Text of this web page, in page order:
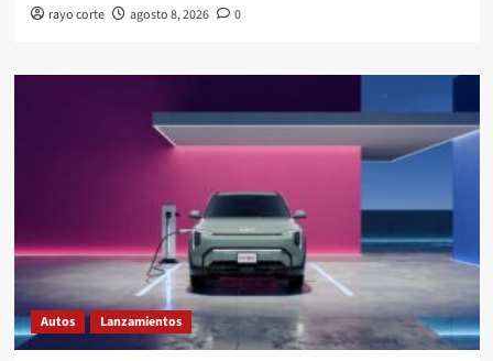
rayo corte agosto 8, 2026 0
Autos Lanzamientos